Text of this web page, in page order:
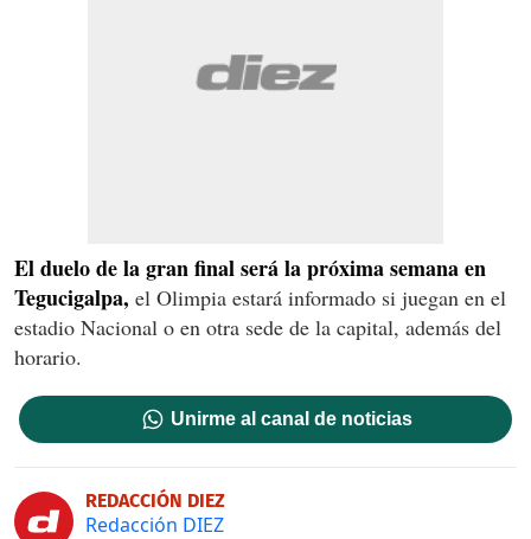
El duelo de la gran final será la próxima semana en
Tegucigalpa, el Olimpia estará informado si juegan en el
estadio Nacional o en otra sede de la capital, además del
horario.
Unirme al canal de noticias
REDACCIÓN DIEZ
Redacción DIEZ